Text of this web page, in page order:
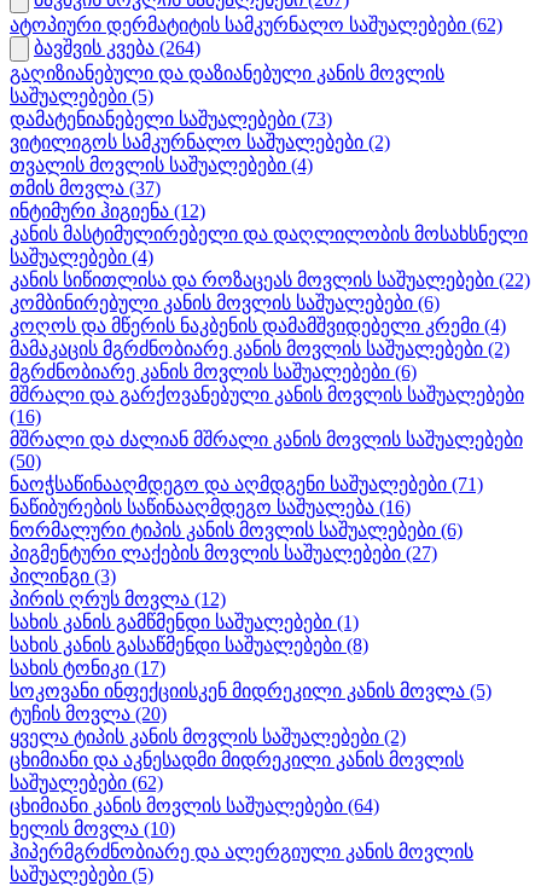
ატოპიური დერმატიტის სამკურნალო საშუალებები (62)
ბავშვის კვება (264)
გაღიზიანებული და დაზიანებული კანის მოვლის
საშუალებები (5)
დამატენიანებელი საშუალებები (73)
ვიტილიგოს სამკურნალო საშუალებები (2)
თვალის მოვლის საშუალებები (4)
თმის მოვლა (37)
ინტიმური ჰიგიენა (12)
კანის მასტიმულირებელი და დაღლილობის მოსახსნელი
საშუალებები (4)
კანის სიწითლისა და როზაცეას მოვლის საშუალებები (22)
კომბინირებული კანის მოვლის საშუალებები (6)
კოღოს და მწერის ნაკბენის დამამშვიდებელი კრემი (4)
მამაკაცის მგრძნობიარე კანის მოვლის საშუალებები (2)
მგრძნობიარე კანის მოვლის საშუალებები (6)
მშრალი და გარქოვანებული კანის მოვლის საშუალებები
(16)
მშრალი და ძალიან მშრალი კანის მოვლის საშუალებები
(50)
ნაოჭსაწინააღმდეგო და აღმდგენი საშუალებები (71)
ნაწიბურების საწინააღმდეგო საშუალება (16)
ნორმალური ტიპის კანის მოვლის საშუალებები (6)
პიგმენტური ლაქების მოვლის საშუალებები (27)
პილინგი (3)
პირის ღრუს მოვლა (12)
სახის კანის გამწმენდი საშუალებები (1)
სახის კანის გასაწმენდი საშუალებები (8)
სახის ტონიკი (17)
სოკოვანი ინფექციისკენ მიდრეკილი კანის მოვლა (5)
ტუჩის მოვლა (20)
ყველა ტიპის კანის მოვლის საშუალებები (2)
ცხიმიანი და აკნესადმი მიდრეკილი კანის მოვლის
საშუალებები (62)
ცხიმიანი კანის მოვლის საშუალებები (64)
ხელის მოვლა (10)
ჰიპერმგრძნობიარე და ალერგიული კანის მოვლის
საშუალებები (5)